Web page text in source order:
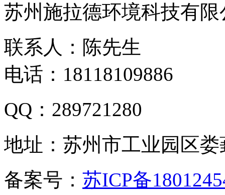
苏州施拉德环境科技有限
联系人：陈先生
电话：18118109886
QQ：289721280
地址：苏州市工业园区
备案号： 苏ICP备